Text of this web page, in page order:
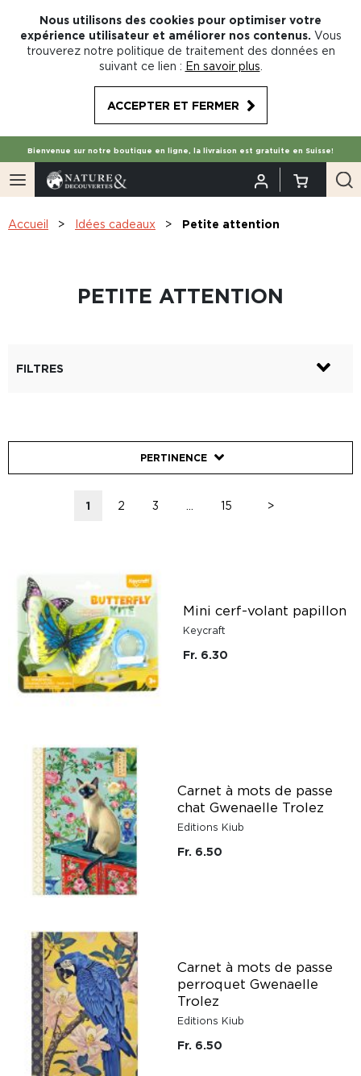
Nous utilisons des cookies pour optimiser votre
expérience utilisateur et améliorer nos contenus. Vous
trouverez notre politique de traitement des données en
suivant ce lien : En savoir plus
ACCEPTER ET FERMER
Bienvenue sur notre boutique en ligne, la livraison est gratuite en Suisse!
Accueil Idées cadeaux Petite attention
PETITE ATTENTION
FILTRES
PERTINENCE
1 2 3 15 >
Mini cerf-volant papillon
Keycraft
Fr. 6.30
Carnet à mots de passe
chat Gwenaelle Trolez
Editions Kiub
Fr. 6.50
Carnet à mots de passe
perroquet Gwenaelle
Trolez
Editions Kiub
Fr. 6.50